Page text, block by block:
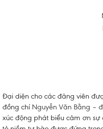
Đại diện cho các đảng viên
đồng chí Nguyễn Văn Bằng –
xúc động phát biểu cảm ơn